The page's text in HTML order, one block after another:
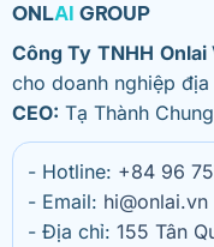
ONLAI GROUP
Công Ty TNHH Onlai
cho doanh nghiệp địa
CEO: Tạ Thành
- Hotline: +84 96
- Email: hi@onlai.vn
- Địa chỉ: 155 Tân